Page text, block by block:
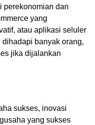
perekonomian dan
yang
atau aplikasi seluler
banyak orang,
jika dijalankan
sukses, inovasi
yang sukses